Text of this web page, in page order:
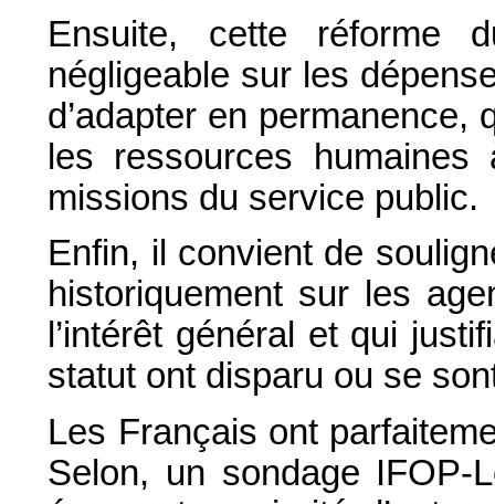
Ensuite, cette réforme
négligeable sur les
d’adapter en permanence,
les ressources humaines
missions du service public.
Enfin, il convient de
historiquement sur les
l’intérêt général et qui
statut ont disparu ou se
Les Français ont
Selon, un sondage IFOP-